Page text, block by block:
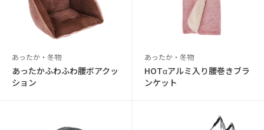
あったか・冬物
あったかふわふわ腰ボアクッ
ション
あったか・冬物
HOTαアルミ入り腰巻きブラ
ンケット